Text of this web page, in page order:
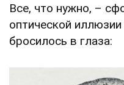
Все, что нужно, –
оптической
бросилось в глаза: